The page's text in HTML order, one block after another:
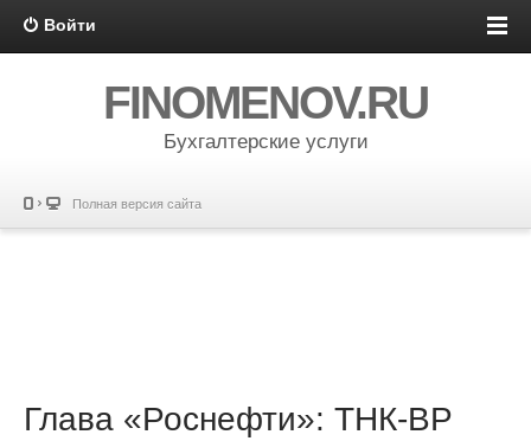
Войти
FINOMENOV.RU
Бухгалтерские услуги
Полная версия сайта
Глава «Роснефти»: ТНК-ВР